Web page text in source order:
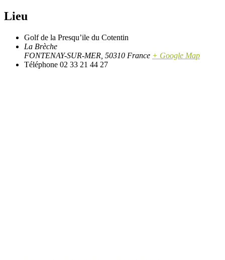
Lieu
Golf de la Presqu’ile du Cotentin
La Brèche
FONTENAY-SUR-MER 50310 France + Google Map
Téléphone 02 33 21 44 27